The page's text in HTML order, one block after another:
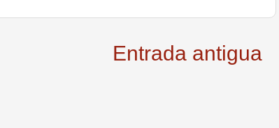
Entrada antigua